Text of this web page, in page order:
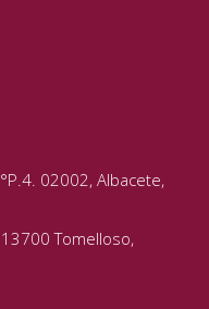
02002, Albacete,
Tomelloso,